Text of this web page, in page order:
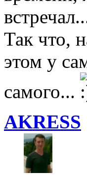
Так что,
этом у
самого...
AKRESS